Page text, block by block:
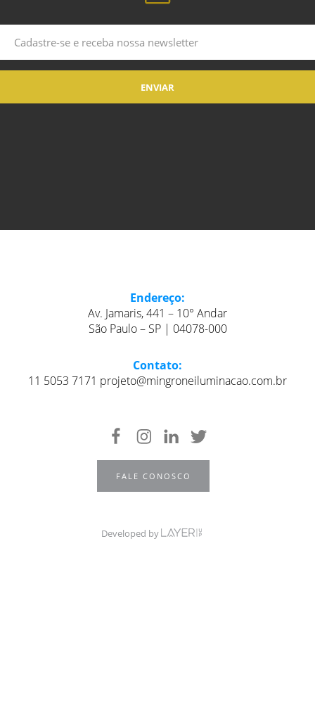
Endereço:
Av. Jamaris, 441 – 10° Andar
São Paulo – SP | 04078-000
Contato:
11 5053 7171 projeto@mingroneiluminacao.com.br
FALE CONOSCO
Developed by